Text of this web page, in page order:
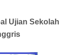
Ujian Sekolah